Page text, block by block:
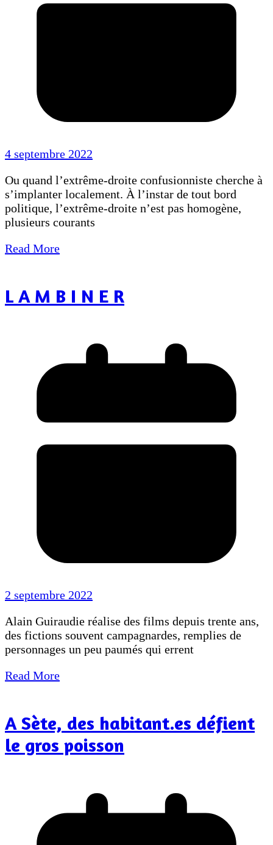
4 septembre 2022
Ou quand l’extrême-droite confusionniste cherche à
s’implanter localement. À l’instar de tout bord
politique, l’extrême-droite n’est pas homogène,
plusieurs courants
Read More
L A M B I N E R
2 septembre 2022
Alain Guiraudie réalise des films depuis trente ans,
des fictions souvent campagnardes, remplies de
personnages un peu paumés qui errent
Read More
A Sète, des habitant.es défient
le gros poisson